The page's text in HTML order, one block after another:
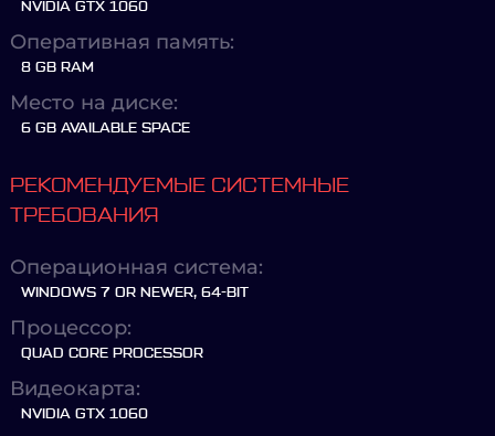
NVIDIA GTX 1060
Оперативная память:
8 GB RAM
Место на диске:
6 GB AVAILABLE SPACE
РЕКОМЕНДУЕМЫЕ СИСТЕМНЫЕ
ТРЕБОВАНИЯ
Операционная система:
WINDOWS 7 OR NEWER, 64-BIT
Процессор:
QUAD CORE PROCESSOR
Видеокарта:
NVIDIA GTX 1060